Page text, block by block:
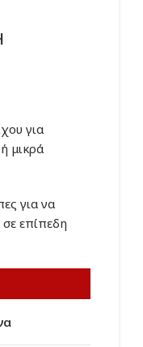
για
μικρά
για να
επίπεδη